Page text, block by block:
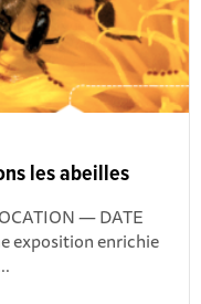
les abeilles
— DATE
exposition enrichie